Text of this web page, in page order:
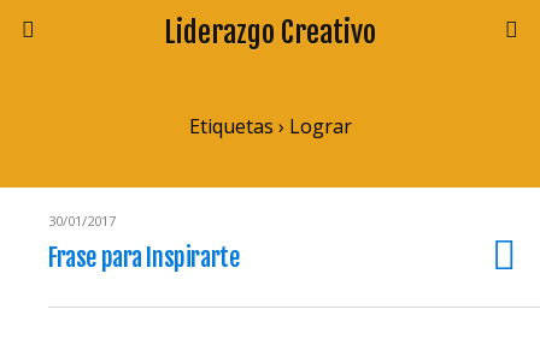
Liderazgo Creativo
Etiquetas › Lograr
30/01/2017
Frase para Inspirarte